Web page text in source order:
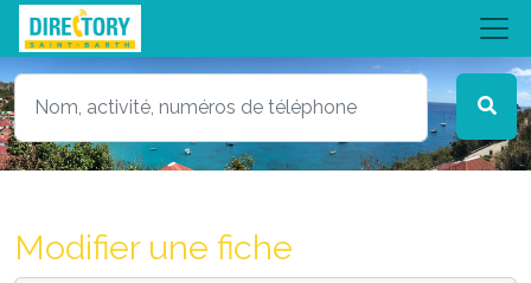
Modifier une fiche